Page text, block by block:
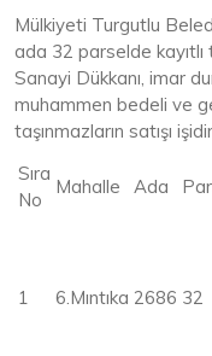
Mülkiyeti Turgutlu
ada 32 parselde
Sanayi Dükkanı, imar
muhammen bedeli ve
taşınmazların satışı işidir.
Sıra
No
Mahalle Ada
1 6.Mıntıka 2686 32